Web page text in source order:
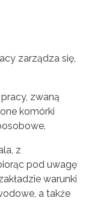
zarządza się,
zwaną
komórki
z
pod uwagę
warunki
a także